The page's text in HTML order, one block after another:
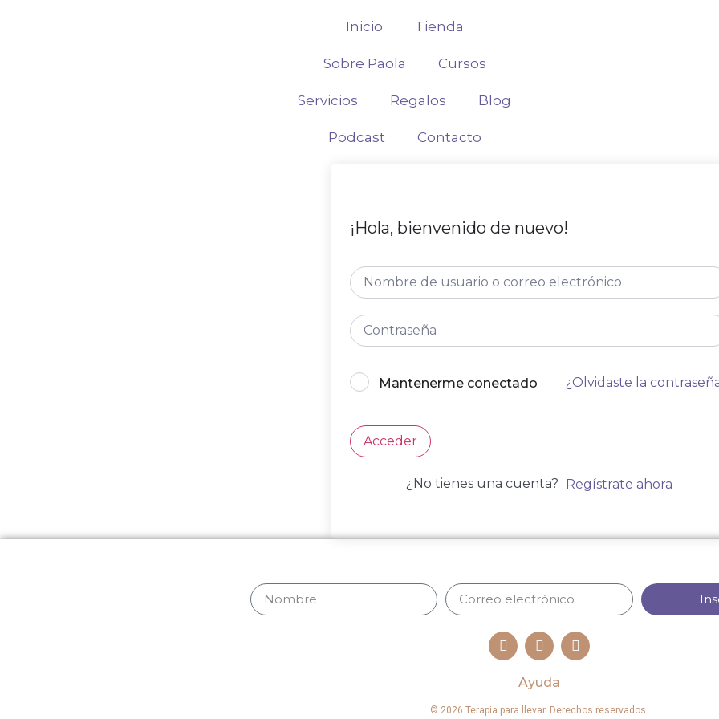
Inicio Tienda
Sobre Paola Cursos
Servicios Regalos Blog
Podcast Contacto
¡Hola, bienvenido de nuevo!
Mantenerme conectado ¿Olvidaste la
Acceder
¿No tienes una cuenta? Regístrate ahora
Ayuda
© 2026 Terapia para llevar. Derechos reservados.